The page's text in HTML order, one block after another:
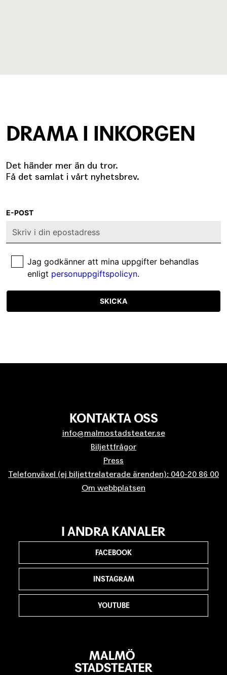
DRAMA I INKORGEN
Det händer mer än du tror.
Få det samlat i vårt nyhetsbrev.
E-POST
Jag godkänner att mina uppgifter behandlas
enligt personuppgiftspolicyn.
SKICKA
KONTAKTA OSS
info@malmostadsteater.se
Biljettfrågor
Press
Telefonväxel (ej biljettrelaterade ärenden): 040-20 86 00
Om webbplatsen
I ANDRA KANALER
FACEBOOK
INSTAGRAM
YOUTUBE